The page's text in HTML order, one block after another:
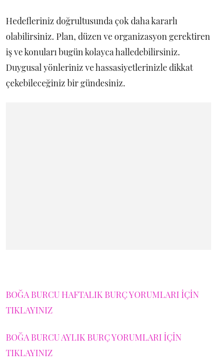
Hedefleriniz doğrultusunda çok daha kararlı
olabilirsiniz. Plan, düzen ve organizasyon gerektiren
iş ve konuları bugün kolayca halledebilirsiniz.
Duygusal yönleriniz ve hassasiyetlerinizle dikkat
çekebileceğiniz bir gündesiniz.
BOĞA BURCU HAFTALIK BURÇ YORUMLARI İÇİN
TIKLAYINIZ
BOĞA BURCU AYLIK BURÇ YORUMLARI İÇİN
TIKLAYINIZ